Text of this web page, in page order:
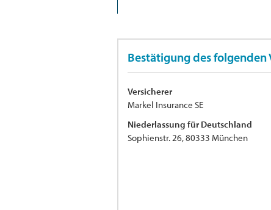
Bestätigung des folgenden
Versicherer
Markel Insurance SE
Niederlassung für Deutschland
Sophienstr. 26, 80333 München